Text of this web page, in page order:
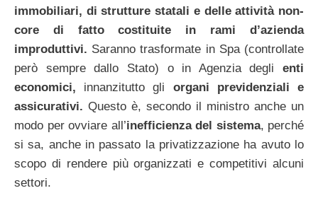
immobiliari, di strutture statali e delle attività non-
core di fatto costituite in rami d’azienda
improduttivi. Saranno trasformate in Spa (controllate
però sempre dallo Stato) o in Agenzia degli enti
economici, innanzitutto gli organi previdenziali e
assicurativi. Questo è, secondo il ministro anche un
modo per ovviare all’inefficienza del sistema, perché
si sa, anche in passato la privatizzazione ha avuto lo
scopo di rendere più organizzati e competitivi alcuni
settori.